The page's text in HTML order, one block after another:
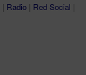
| Radio | Red Social |